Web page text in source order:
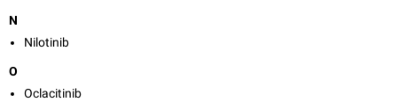
N
Nilotinib
O
Oclacitinib